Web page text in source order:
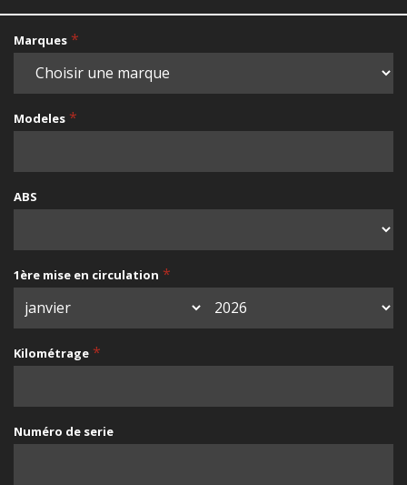
Marques *
Modeles *
ABS
1ère mise en circulation *
Kilométrage *
Numéro de serie